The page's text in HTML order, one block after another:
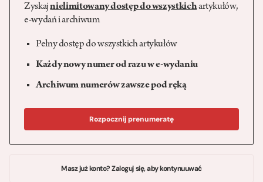
Zyskajnielimitowany dostęp do wszystkichartykułów,
e-wydań i archiwum
Pełny dostęp do wszystkich artykułów
Każdy nowy numer od razu w e-wydaniu
Archiwum numerów zawsze pod ręką
Rozpocznij prenumeratę
Masz już konto? Zaloguj się, aby kontynuuwać